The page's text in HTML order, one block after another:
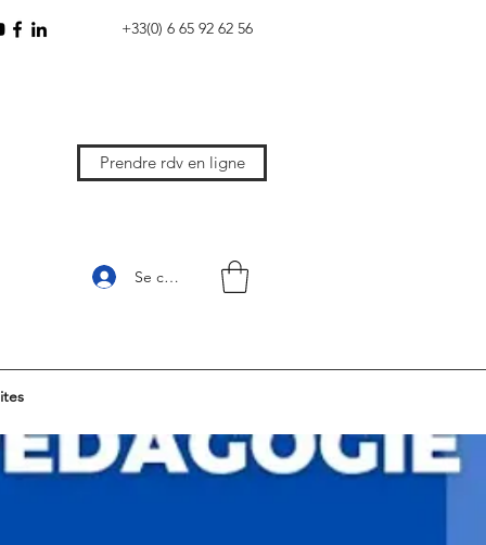
+33(0) 6 65 92 62 56
Prendre rdv en ligne
Se connecter